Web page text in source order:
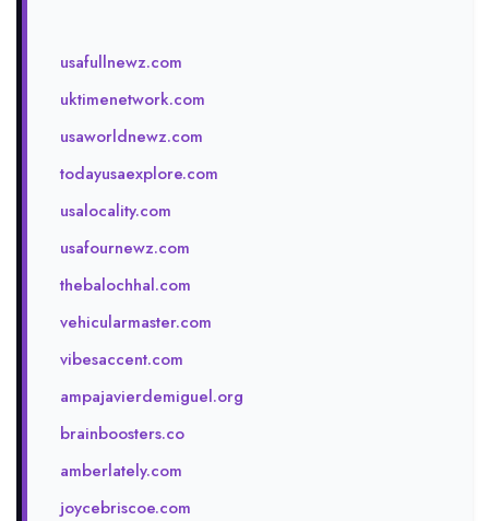
usafullnewz.com
uktimenetwork.com
usaworldnewz.com
todayusaexplore.com
usalocality.com
usafournewz.com
thebalochhal.com
vehicularmaster.com
vibesaccent.com
ampajavierdemiguel.org
brainboosters.co
amberlately.com
joycebriscoe.com